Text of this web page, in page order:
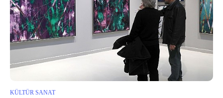
KÜLTÜR SANAT